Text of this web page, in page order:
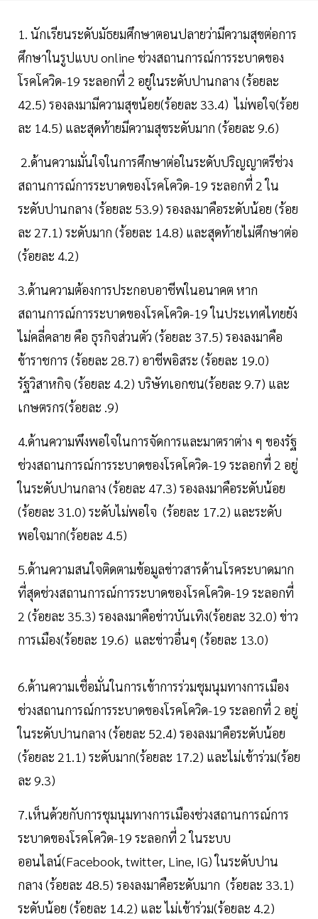
1. นักเรียนระดับมัธยมศึกษาตอนปลายว่ามีความสุขต่อการ
ศึกษาในรูปแบบ online ช่วงสถานการณ์การระบาดของ
โรคโควิด-19 ระลอกที่ 2 อยู่ในระดับปานกลาง (ร้อยละ
42.5) รองลงมามีความสุขน้อย(ร้อยละ 33.4) ไม่พอใจ(ร้อย
ละ 14.5) และสุดท้ายมีความสุขระดับมาก (ร้อยละ 9.6)
2.ด้านความมั่นใจในการศึกษาต่อในระดับปริญญาตรีช่วง
สถานการณ์การระบาดของโรคโควิด-19 ระลอกที่ 2 ใน
ระดับปานกลาง (ร้อยละ 53.9) รองลงมาคือระดับน้อย (ร้อย
ละ 27.1) ระดับมาก (ร้อยละ 14.8) และสุดท้ายไม่ศึกษาต่อ
(ร้อยละ 4.2)
3.ด้านความต้องการประกอบอาชีพในอนาคต หาก
สถานการณ์การระบาดของโรคโควิด-19 ในประเทศไทยยัง
ไม่คลี่คลาย คือ ธุรกิจส่วนตัว (ร้อยละ 37.5) รองลงมาคือ
ข้าราชการ (ร้อยละ 28.7) อาชีพอิสระ (ร้อยละ 19.0)
รัฐวิสาหกิจ (ร้อยละ 4.2) บริษัทเอกชน(ร้อยละ 9.7) และ
เกษตรกร(ร้อยละ .9)
4.ด้านความพึงพอใจในการจัดการและมาตราต่าง ๆ ของรัฐ
ช่วงสถานการณ์การระบาดของโรคโควิด-19 ระลอกที่ 2 อยู่
ในระดับปานกลาง (ร้อยละ 47.3) รองลงมาคือระดับน้อย
(ร้อยละ 31.0) ระดับไม่พอใจ (ร้อยละ 17.2) และระดับ
พอใจมาก(ร้อยละ 4.5)
5.ด้านความสนใจติดตามข้อมูลข่าวสารด้านโรคระบาดมาก
ที่สุดช่วงสถานการณ์การระบาดของโรคโควิด-19 ระลอกที่
2 (ร้อยละ 35.3) รองลงมาคือข่าวบันเทิง(ร้อยละ 32.0) ข่าว
การเมือง(ร้อยละ 19.6) และข่าวอื่นๆ (ร้อยละ 13.0)
6.ด้านความเชื่อมั่นในการเข้าการร่วมชุมนุมทางการเมือง
ช่วงสถานการณ์การระบาดของโรคโควิด-19 ระลอกที่ 2 อยู่
ในระดับปานกลาง (ร้อยละ 52.4) รองลงมาคือระดับน้อย
(ร้อยละ 21.1) ระดับมาก(ร้อยละ 17.2) และไม่เข้าร่วม(ร้อย
ละ 9.3)
7.เห็นด้วยกับการชุมนุมทางการเมืองช่วงสถานการณ์การ
ระบาดของโรคโควิด-19 ระลอกที่ 2 ในระบบ
ออนไลน์(Facebook, twitter, Line, IG) ในระดับปาน
กลาง (ร้อยละ 48.5) รองลงมาคือระดับมาก (ร้อยละ 33.1)
ระดับน้อย (ร้อยละ 14.2) และ ไม่เข้าร่วม(ร้อยละ 4.2)